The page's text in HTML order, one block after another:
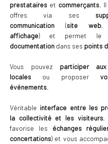
prestataires et commerçants .
offres via ses
communication (site web
affichage) et permet le
documentation dans ses points
Vous pouvez participer
locales ou proposer
événements
Véritable interface entre les
la collectivité et les visiteurs,
favorise les échanges
concertations